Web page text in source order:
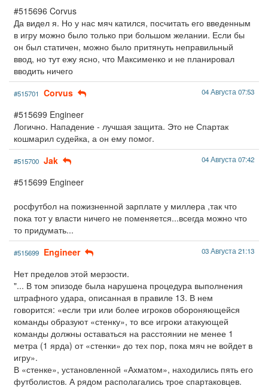
#515696 Corvus
Да видел я. Но у нас мяч катился, посчитать его введенным
в игру можно было только при большом желании. Если бы
он был статичен, можно было притянуть неправильный
ввод, но тут ежу ясно, что Максименко и не планировал
вводить ничего
#515701 Corvus 04 Августа 07:53
#515699 Engineer
Логично. Нападение - лучшая защита. Это не Спартак
кошмарил судейка, а он ему помог.
#515700 Jak 04 Августа 07:42
#515699 Engineer
росфутбол на пожизненной зарплате у миллера ,так что
пока тот у власти ничего не поменяется...всегда можно что
то придумать...
#515699 Engineer 03 Августа 21:13
Нет пределов этой мерзости.
"... В том эпизоде была нарушена процедура выполнения
штрафного удара, описанная в правиле 13. В нем
говорится: «если три или более игроков обороняющейся
команды образуют «стенку», то все игроки атакующей
команды должны оставаться на расстоянии не менее 1
метра (1 ярда) от «стенки» до тех пор, пока мяч не войдет в
игру».
В «стенке», установленной «Ахматом», находились пять его
футболистов. А рядом располагались трое спартаковцев.